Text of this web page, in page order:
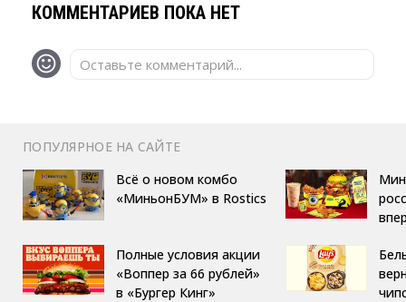
КОММЕНТАРИЕВ ПОКА НЕТ
Оставьте комментарий...
ПОПУЛЯРНОЕ НА САЙТЕ
Всё о новом комбо
«МиньонБУМ» в Rostics
Полные условия акции
«Воппер за 66 рублей»
в «Бургер Кинг»